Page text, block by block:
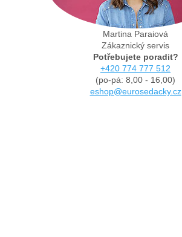
Martina Paraiová
Zákaznický servis
Potřebujete poradit?
+420 774 777 512
(po-pá: 8,00 - 16,00)
eshop@eurosedacky.cz